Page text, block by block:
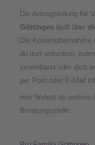
Die Antragstellung für
Göttingen läuft über
Die Kostenübernahme
du dort anfordern,
vereinbarst oder dich
per Post oder E-Mail
Hier findest du weitere
Beratungsstelle: